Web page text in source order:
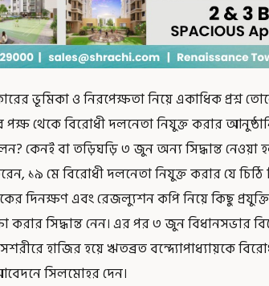
ভূমিকা ও নিরপেক্ষতা নিয়ে একাধিক প্রশ্ন
থেকে বিরোধী দলনেতা নিযুক্ত করার
কেনই বা তড়িঘড়ি ৩ জুন অন্য সিদ্ধান্ত নেওয়া
১৯ মে বিরোধী দলনেতা নিযুক্ত করার যে চিঠি
দিনক্ষণ এবং রেজল্যুশন কপি নিয়ে কিছু
করার সিদ্ধান্ত নেন। এর পর ৩ জুন বিধানসভার
হাজির হয়ে ঋতব্রত বন্দ্যোপাধ্যায়কে
সিলমোহর দেন।